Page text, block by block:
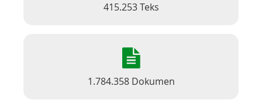
415.253 Teks
1.784.358 Dokumen